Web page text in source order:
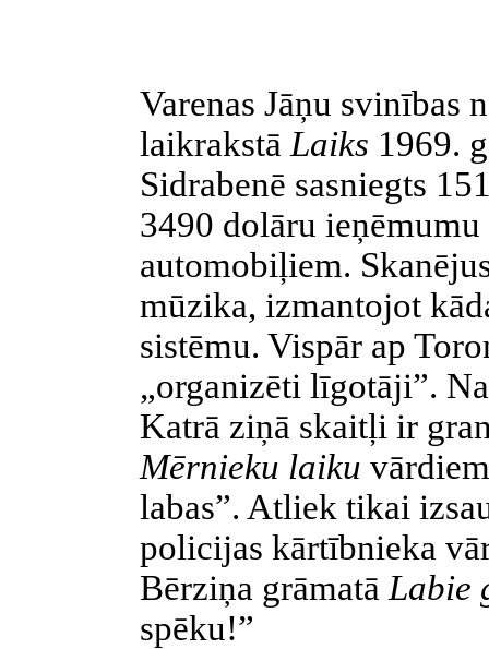
Varenas Jāņu svinības
laikrakstā Laiks 1969.
Sidrabenē sasniegts
3490 dolāru
automobiļiem.
mūzika, izmantojot
sistēmu. Vispār ap
„organizēti līgotāji”.
Katrā ziņā skaitļi ir
Mērnieku laiku
labas”. Atliek tikai
policijas kārtībnieka
Bērziņa grāmatā Labie
spēku!”